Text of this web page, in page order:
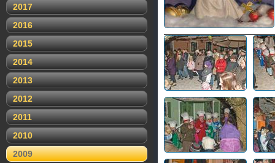
2017
2016
2015
2014
2013
2012
2011
2010
2009